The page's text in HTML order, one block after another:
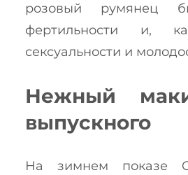
розовый румянец
фертильности и,
сексуальности и
Нежный
выпускного
На зимнем показе